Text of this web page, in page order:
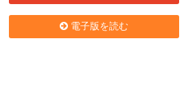
電子版を読む